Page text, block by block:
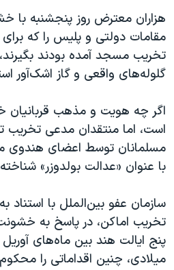
هزاران معترض روز پنجشنبه با
مقامات دولتی و پلیس را که
تخریب مسجد آمده بودند
گلوله‌های واقعی و گاز اشک‌آور
اگر چه هویت و مذهب
است، اما منتقدان مدعی تخریب
مسلمانان توسط اعضای هندوی
با عنوان «عدالت بولدوزر»
تخریب اماکن، در پاسخ به
میلادی، چنین اقداماتی را